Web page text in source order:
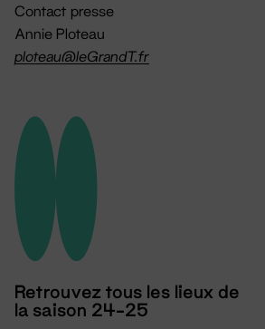
Contact presse
Annie Ploteau
ploteau@leGrandT.fr
Retrouvez tous les lieux de
la saison 24-25